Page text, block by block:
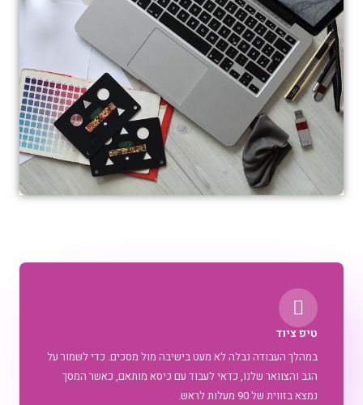
טיפ ציוד
במהלך העבודה נבלה לא מעט בישיבה מול מסכים. כדי לשמור על
הגב והצוואר שלנו, כדאי לעבוד עם כיסא מותאם, כאשר המסך
נמצא בזווית של 90 מעלות לראש.